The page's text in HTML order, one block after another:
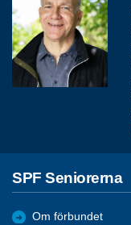
SPF Seniorerna
Om förbundet